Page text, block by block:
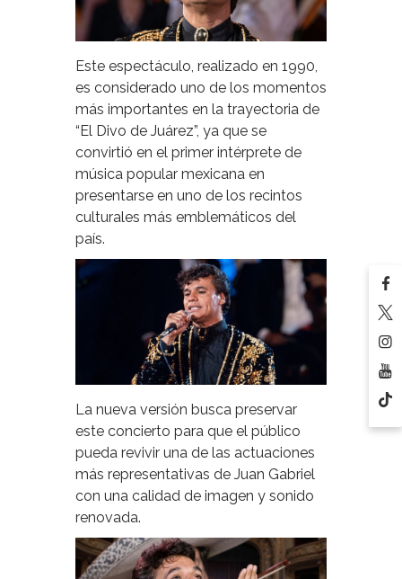
Este espectáculo, realizado en 1990,
es considerado uno de los momentos
más importantes en la trayectoria de
“El Divo de Juárez”, ya que se
convirtió en el primer intérprete de
música popular mexicana en
presentarse en uno de los recintos
culturales más emblemáticos del
país.
La nueva versión busca preservar
este concierto para que el público
pueda revivir una de las actuaciones
más representativas de Juan Gabriel
con una calidad de imagen y sonido
renovada.